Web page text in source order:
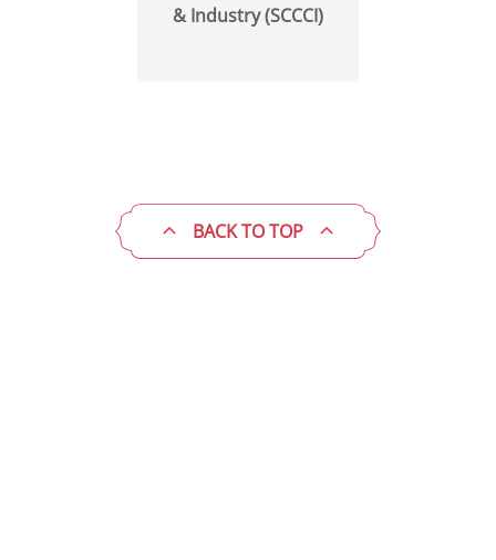
& Industry (SCCCI)
BACK TO TOP